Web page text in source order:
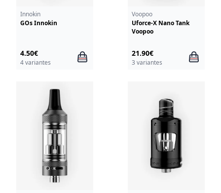
Innokin
GOs Innokin
4.50€
4 variantes
Voopoo
Uforce-X Nano Tank
Voopoo
21.90€
3 variantes